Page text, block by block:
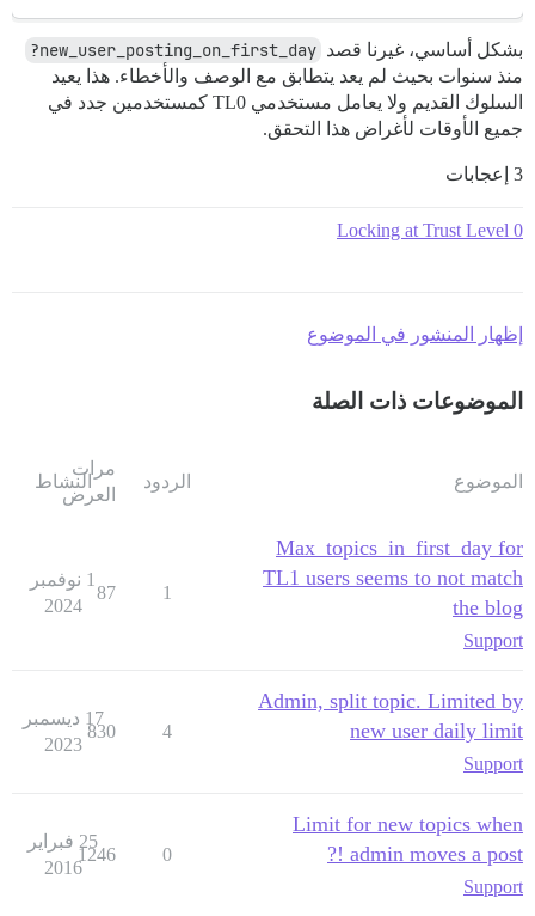
بشكل أساسي، غيرنا قصد new_user_posting_on_first_day?
منذ سنوات بحيث لم يعد يتطابق مع الوصف والأخطاء. هذا يعيد
السلوك القديم ولا يعامل مستخدمي TL0 كمستخدمين جدد في
جميع الأوقات لأغراض هذا التحقق.
3 إعجابات
Locking at Trust Level 0
إظهار المنشور في الموضوع
الموضوعات ذات الصلة
الموضوع الردود
مرات
العرض
النشاط
Max_topics_in_first_day for
TL1 users seems to not match
the blog
Support
1
87
1 نوفمبر
2024
Admin, split topic. Limited by
new user daily limit
Support
4
830
17 ديسمبر
2023
Limit for new topics when
admin moves a post !?
Support
0
1246
25 فبراير
2016